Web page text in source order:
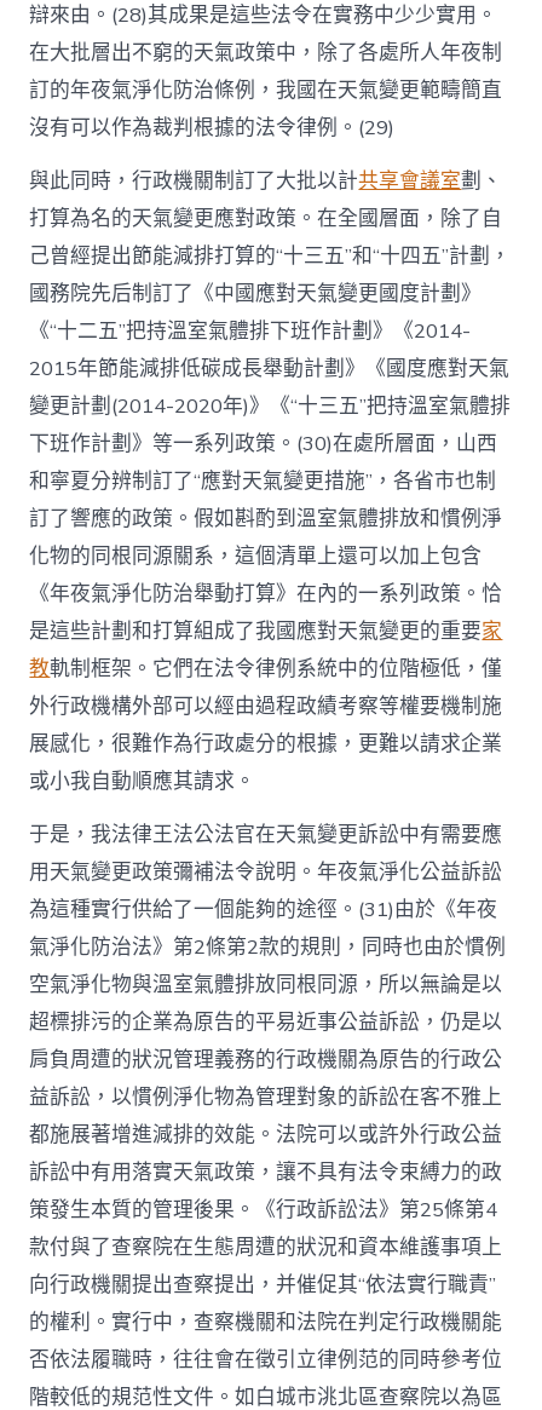
辯來由。(28)其成果是這些法令在實務中少少實用。
在大批層出不窮的天氣政策中，除了各處所人年夜制
訂的年夜氣淨化防治條例，我國在天氣變更範疇簡直
沒有可以作為裁判根據的法令律例。(29)
與此同時，行政機關制訂了大批以計共享會議室劃、
打算為名的天氣變更應對政策。在全國層面，除了自
己曾經提出節能減排打算的“十三五”和“十四五”計劃，
國務院先后制訂了《中國應對天氣變更國度計劃》
《“十二五”把持溫室氣體排下班作計劃》《2014-
2015年節能減排低碳成長舉動計劃》《國度應對天氣
變更計劃(2014-2020年)》《“十三五”把持溫室氣體排
下班作計劃》等一系列政策。(30)在處所層面，山西
和寧夏分辨制訂了“應對天氣變更措施”，各省市也制
訂了響應的政策。假如斟酌到溫室氣體排放和慣例淨
化物的同根同源關系，這個清單上還可以加上包含
《年夜氣淨化防治舉動打算》在內的一系列政策。恰
是這些計劃和打算組成了我國應對天氣變更的重要家
教軌制框架。它們在法令律例系統中的位階極低，僅
外行政機構外部可以經由過程政績考察等權要機制施
展感化，很難作為行政處分的根據，更難以請求企業
或小我自動順應其請求。
于是，我法律王法公法官在天氣變更訴訟中有需要應
用天氣變更政策彌補法令說明。年夜氣淨化公益訴訟
為這種實行供給了一個能夠的途徑。(31)由於《年夜
氣淨化防治法》第2條第2款的規則，同時也由於慣例
空氣淨化物與溫室氣體排放同根同源，所以無論是以
超標排污的企業為原告的平易近事公益訴訟，仍是以
肩負周遭的狀況管理義務的行政機關為原告的行政公
益訴訟，以慣例淨化物為管理對象的訴訟在客不雅上
都施展著增進減排的效能。法院可以或許外行政公益
訴訟中有用落實天氣政策，讓不具有法令束縛力的政
策發生本質的管理後果。《行政訴訟法》第25條第4
款付與了查察院在生態周遭的狀況和資本維護事項上
向行政機關提出查察提出，并催促其“依法實行職責”
的權利。實行中，查察機關和法院在判定行政機關能
否依法履職時，往往會在徵引立律例范的同時參考位
階較低的規范性文件。如白城市洮北區查察院以為區